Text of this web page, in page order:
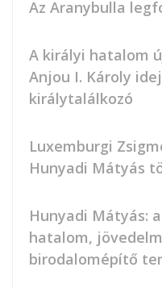
Az Aranybulla
A királyi hatalom
Anjou I. Károly
királytalálkozó
Luxemburgi
Hunyadi Mátyás
Hunyadi Mátyás:
hatalom,
birodalomépítő